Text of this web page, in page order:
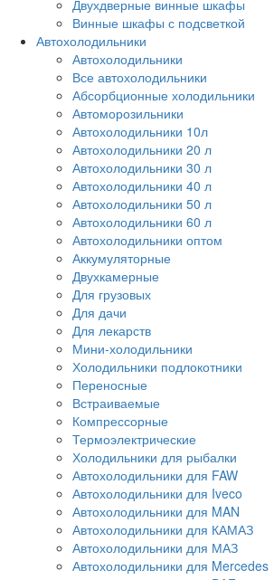
Двухдверные винные шкафы
Винные шкафы с подсветкой
Автохолодильники
Автохолодильники
Все автохолодильники
Абсорбционные холодильники
Автоморозильники
Автохолодильники 10л
Автохолодильники 20 л
Автохолодильники 30 л
Автохолодильники 40 л
Автохолодильники 50 л
Автохолодильники 60 л
Автохолодильники оптом
Аккумуляторные
Двухкамерные
Для грузовых
Для дачи
Для лекарств
Мини-холодильники
Холодильники подлокотники
Переносные
Встраиваемые
Компрессорные
Термоэлектрические
Холодильники для рыбалки
Автохолодильники для FAW
Автохолодильники для Iveco
Автохолодильники для MAN
Автохолодильники для КАМАЗ
Автохолодильники для МАЗ
Автохолодильники для Mercedes